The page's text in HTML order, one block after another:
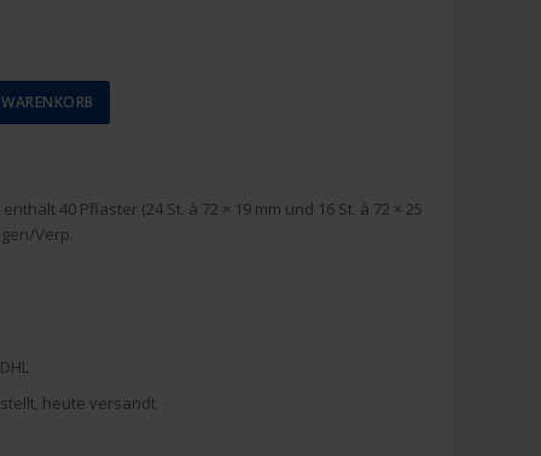
40 Pflaster (24 St. à 72 × 19 mm und 16 St. à 72 × 25
Verp.
heute versandt